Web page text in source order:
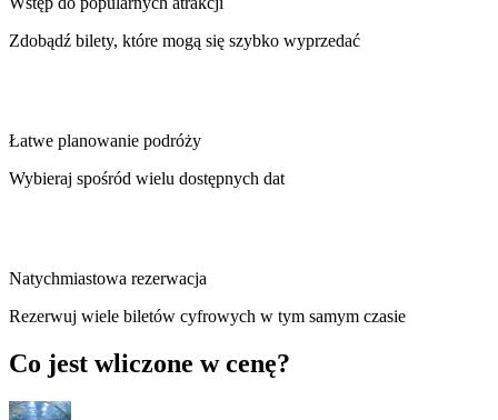
Zdobądź bilety, które mogą się szybko wyprzedać
Łatwe planowanie podróży
Wybieraj spośród wielu dostępnych dat
Natychmiastowa rezerwacja
Rezerwuj wiele biletów cyfrowych w tym samym czasie
Co jest wliczone w cenę?